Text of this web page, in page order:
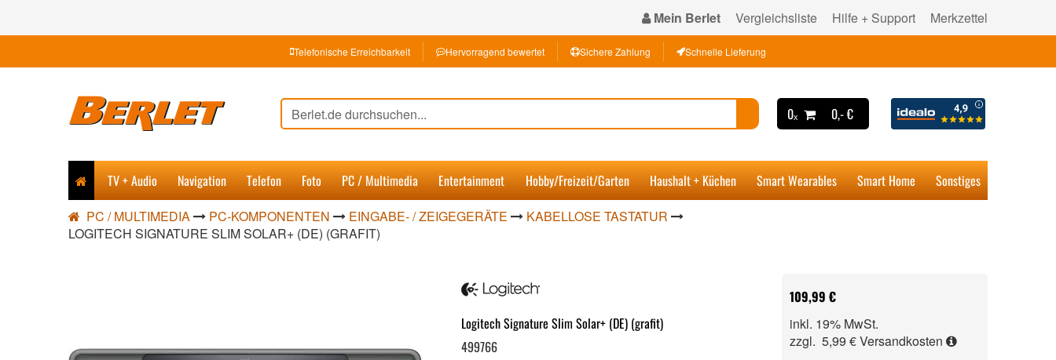
Mein Berlet Vergleichsliste Hilfe + Support Merkzettel
Telefonische Erreichbarkeit Hervorragend bewertet Sichere Zahlung Schnelle Lieferung
0ₓ 0,- €
TV + Audio Navigation Telefon Foto PC / Multimedia Entertainment Hobby/Freizeit/Garten Haushalt + Küchen Smart Wearables Smart Home Sonstiges
PC / MULTIMEDIA PC-KOMPONENTEN EINGABE- / ZEIGEGERÄTE
KABELLOSE TASTATUR
LOGITECH SIGNATURE SLIM SOLAR+ (DE) (GRAFIT)
Logitech Signature Slim Solar+ (DE) (grafit)
499766
109,99 €
inkl. 19% MwSt.
zzgl. 5,99 €Versandkosten